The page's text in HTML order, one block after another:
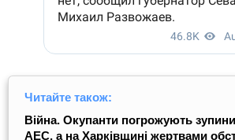
Читайте також:
Війна. Окупанти погрожують
АЕС, а на Харківщині жертвами